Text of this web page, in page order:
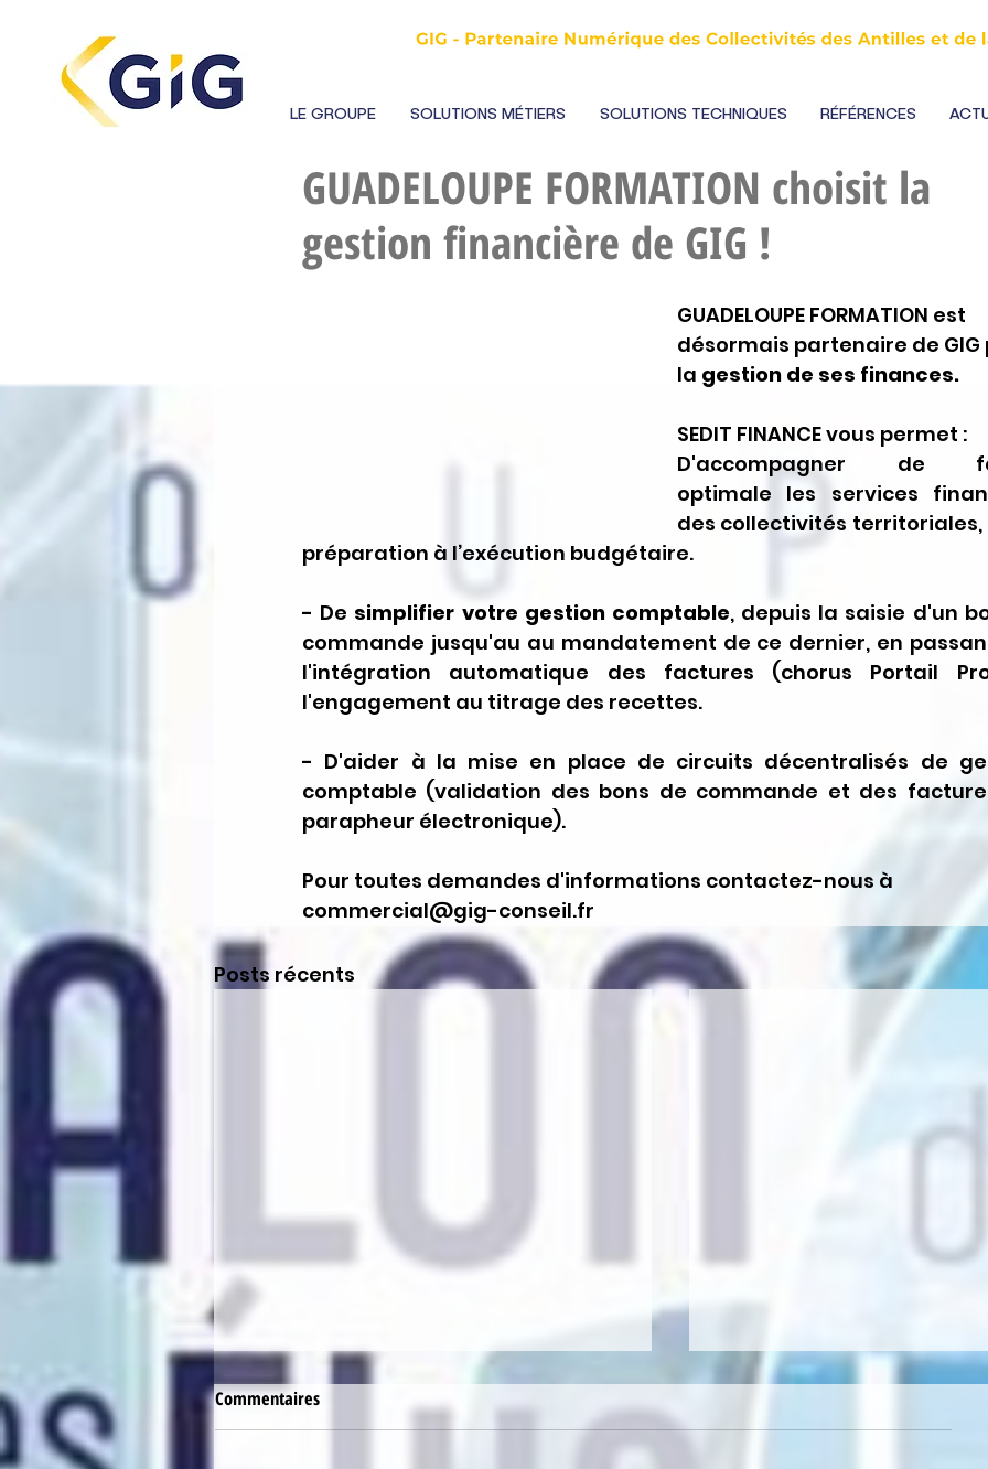
LE GROUPE SOLUTIONS MÉTIERS SOLUTIONS TECHNIQUES RÉFÉRENCES
GUADELOUPE FORMATION choisit la
gestion financière de GIG !
GUADELOUPE FORMATION est
désormais partenaire de
la gestion de ses finances.
SEDIT FINANCE vous permet :
D'accompagner de
optimale les services
des collectivités territoriales,
préparation à l’exécution budgétaire.
- De simplifier votre gestion comptable, depuis la saisie d'un
commande jusqu'au au mandatement de ce dernier, en
l'intégration automatique des factures (chorus Portail
l'engagement au titrage des recettes.
- D'aider à la mise en place de circuits décentralisés de
comptable (validation des bons de commande et des
parapheur électronique).
Pour toutes demandes d'informations contactez-nous à
commercial@gig-conseil.fr
Posts récents
Commentaires